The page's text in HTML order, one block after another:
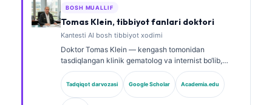
BOSH MUALLIF
Tomas Klein, tibbiyot fanlari doktori
Kantesti AI bosh tibbiyot xodimi
Doktor Tomas Klein — kengash tomonidan
tasdiqlangan klinik gematolog va internist bo‘lib,
laboratoriya tibbiyoti va AI yordamida klinik tahlil
sohasida 15 yildan ortiq tajribaga ega. Kantesti AI
kompaniyasida Bosh tibbiy xodim sifatida u xususiy
Tadqiqot darvozasi Google Scholar Academia.edu